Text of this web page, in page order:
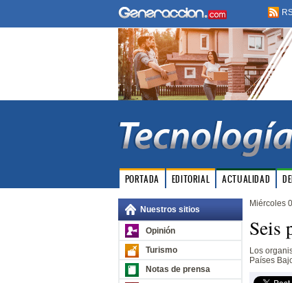
PORTADA EDITORIAL ACTUALIDAD
Nuestros sitios
Opinión
Turismo
Notas de prensa
Miércoles
Seis
Los
Países